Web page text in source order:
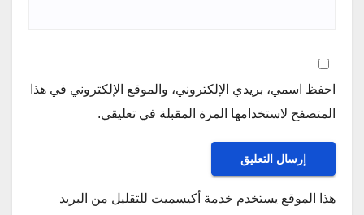
احفظ اسمي، بريدي الإلكتروني، والموقع الإلكتروني في هذا
المتصفح لاستخدامها المرة المقبلة في تعليقي.
هذا الموقع يستخدم خدمة أكيسميت للتقليل من البريد